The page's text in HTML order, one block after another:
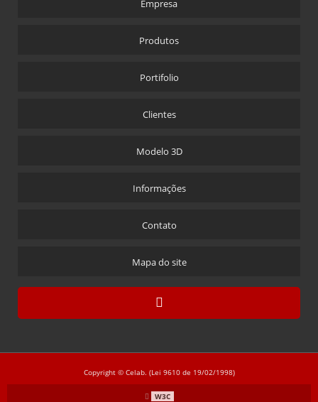
Empresa
Produtos
Portifolio
Clientes
Modelo 3D
Informações
Contato
Mapa do site
Copyright © Celab. (Lei 9610 de 19/02/1998)
W3C